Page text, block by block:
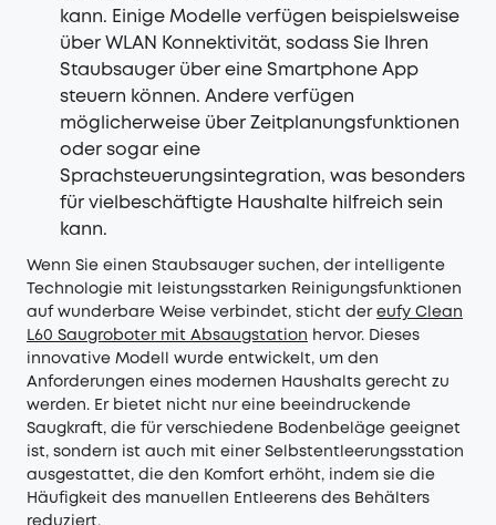
kann. Einige Modelle verfügen beispielsweise
über WLAN Konnektivität, sodass Sie Ihren
Staubsauger über eine Smartphone App
steuern können. Andere verfügen
möglicherweise über Zeitplanungsfunktionen
oder sogar eine
Sprachsteuerungsintegration, was besonders
für vielbeschäftigte Haushalte hilfreich sein
kann.
Wenn Sie einen Staubsauger suchen, der intelligente
Technologie mit leistungsstarken Reinigungsfunktionen
auf wunderbare Weise verbindet, sticht der eufy Clean
L60 Saugroboter mit Absaugstation hervor. Dieses
innovative Modell wurde entwickelt, um den
Anforderungen eines modernen Haushalts gerecht zu
werden. Er bietet nicht nur eine beeindruckende
Saugkraft, die für verschiedene Bodenbeläge geeignet
ist, sondern ist auch mit einer Selbstentleerungsstation
ausgestattet, die den Komfort erhöht, indem sie die
Häufigkeit des manuellen Entleerens des Behälters
reduziert.